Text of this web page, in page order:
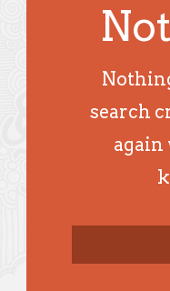
search